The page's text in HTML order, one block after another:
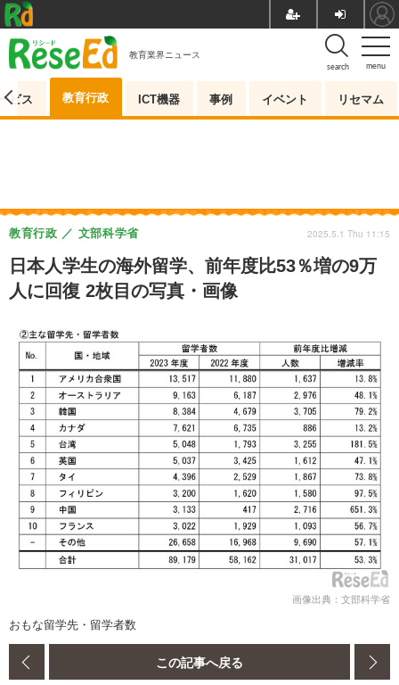
menu
search
教育業界ニュース
ビス 教育行政 ICT機器 事例 イベント リセマム
日本人学生の海外留学、前年度比53％増の9万
人に回復 2枚目の写真・画像
教育行政 文部科学省 2025.5.1 Thu 11:15
画像出典：文部科学省
おもな留学先・留学者数
この記事へ戻る